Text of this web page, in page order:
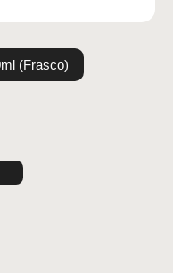
(Frasco)